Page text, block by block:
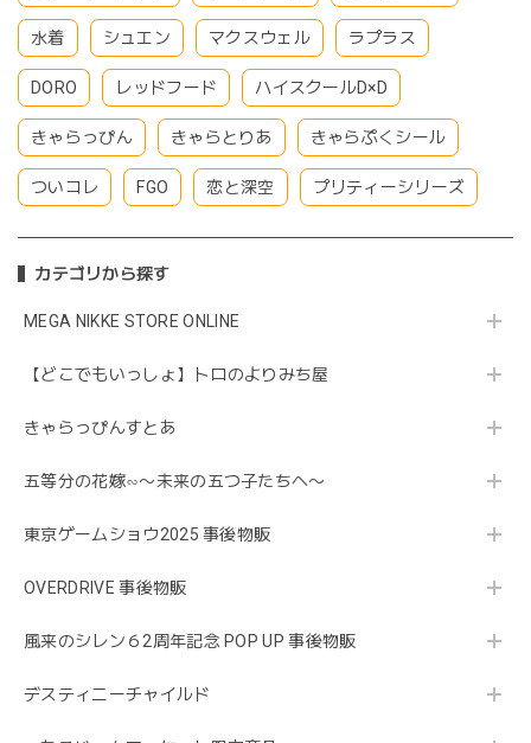
水着 シュエン マクスウェル ラプラス
DORO レッドフード ハイスクールD×D
きゃらっぴん きゃらとりあ きゃらぷくシール
ついコレ FGO 恋と深空 プリティーシリーズ
カテゴリから探す
MEGA NIKKE STORE ONLINE
【どこでもいっしょ】トロのよりみち屋
きゃらっぴんすとあ
五等分の花嫁∽〜未来の五つ子たちへ〜
東京ゲームショウ2025 事後物販
OVERDRIVE 事後物販
風来のシレン６2周年記念 POP UP 事後物販
デスティニーチャイルド